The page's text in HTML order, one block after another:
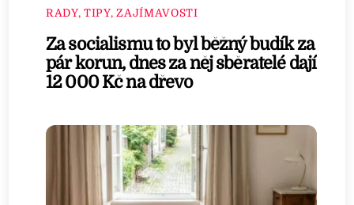
RADY, TIPY, ZAJÍMAVOSTI
Za socialismu to byl běžný budík za
pár korun, dnes za něj sběratelé dají
12 000 Kč na dřevo